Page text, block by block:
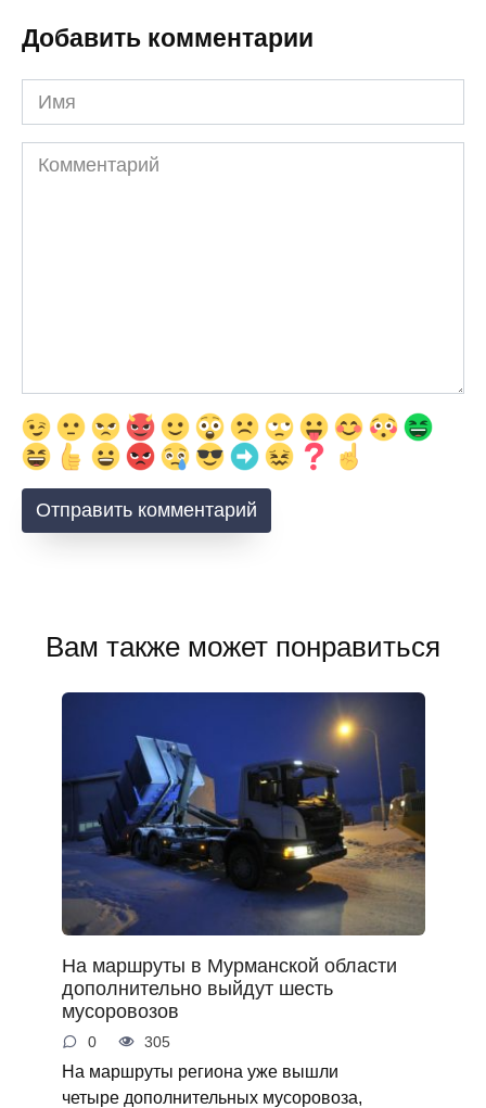
Добавить комментарии
Имя
Комментарий
Вам также может понравиться
На маршруты в Мурманской области
дополнительно выйдут шесть
мусоровозов
0 305
На маршруты региона уже вышли
четыре дополнительных мусоровоза,